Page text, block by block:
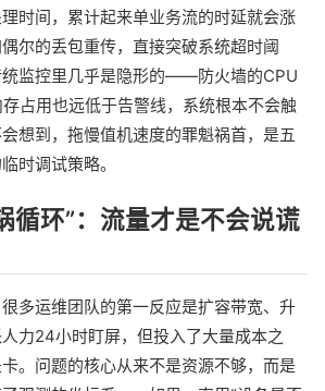
时间，累计起来单业务流的时延就会涨
尔的丢包重传，直接突破系统超时阈
统监控里几乎是隐形的——防火墙的CPU
占用也远低于告警线，系统根本不会触
想到，拖慢值机速度的罪魁祸首，是五
时调试策略。
循环”：流量才是不会说谎
多运维团队的第一反应是扩容带宽、升
力24小时盯屏，但投入了大量成本之
。问题的核心从来不是资源不够，而是